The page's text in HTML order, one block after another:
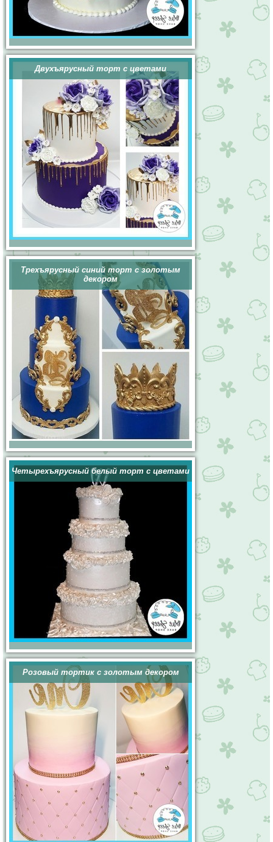
Двухъярусный торт с цветами
Трехъярусный синий торт с золотым
декором
Четырехъярусный белый торт с цветами
Розовый тортик с золотым декором